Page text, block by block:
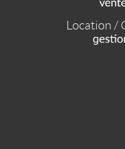
Location /